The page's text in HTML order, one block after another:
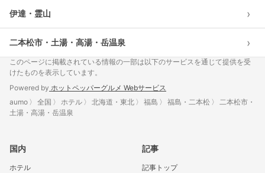
伊達・霊山 ›
二本松市・土湯・高湯・岳温泉 ›
このページに掲載されている情報の一部は以下のサービスを通じて提供を受
けたものを表示しています。
Powered by ホットペッパーグルメ Webサービス
aumo
全国 ホテル 北海道・東北 福島 福島・二本松
二本松市・
土湯・高湯・岳温泉
国内
ホテル
記事
記事トップ